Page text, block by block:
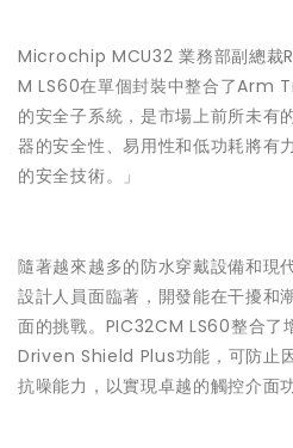
Microchip MCU32 業務部副總裁
M LS60在單個封裝中整合了
的安全子系統，是市場上前所未有
器的安全性、易用性和低功耗將有
的安全技術。」
隨著越來越多的防水穿戴設備和現
設計人員面臨著，開發能在干擾和
面的挑戰。PIC32CM LS60整合了
Driven Shield Plus功能，可防止
抗噪能力，以實現卓越的觸控介面功